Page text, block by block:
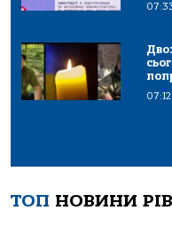
ТОП НОВИНИ